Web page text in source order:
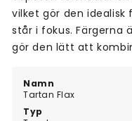
Namn
Tartan Flax
Typ
vilket gör den
står i fokus. Färgerna
gör den lätt att